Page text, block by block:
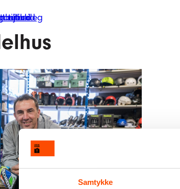
Samtykke
tilbud
arbeiddeg